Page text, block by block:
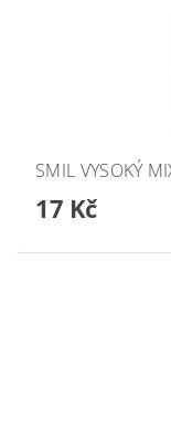
SMIL VYSOKÝ
17 Kč